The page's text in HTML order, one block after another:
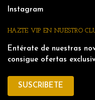
Instagram
HAZTE VIP EN NUESTRO
Entérate de nuestras
consigue ofertas
SUSCRIBETE